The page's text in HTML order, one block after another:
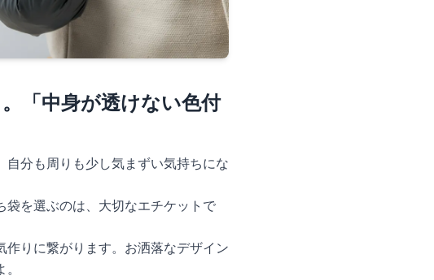
「中身が透けない色付
分も周りも少し気まずい気持ちにな
を選ぶのは、大切なエチケットで
りに繋がります。お洒落なデザイン